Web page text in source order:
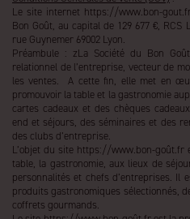
Le site internet https://www.bon-
Bon Goût, au capital de 129 677 €, RCS
rue Guynemer 69002 Lyon.
Préambule : zLa Société du Bon
relationnel de l’entreprise, vecteur de
les ventes. A cette fin, elle met en
promouvoir la table et la gastronomie
cartes cadeaux et des chèques
end et séjours, des séminaires et des
des clubs d’entreprise.
L’objet du site https://www.bon-goût.fr
table, la gastronomie, aux lieux de
personnalités et chefs d’entreprises. Il
produits gastronomiques sélectionnés,
coffrets gourmands.